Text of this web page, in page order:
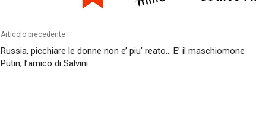
Articolo precedente
Russia, picchiare le donne non e’ piu’ reato… E’ il maschiomone
Putin, l’amico di Salvini